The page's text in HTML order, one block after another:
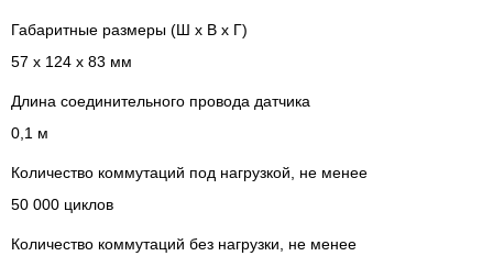
Габаритные размеры (Ш х В х Г)
57 х 124 х 83 мм
Длина соединительного провода датчика
0,1 м
Количество коммутаций под нагрузкой, не менее
50 000 циклов
Количество коммутаций без нагрузки, не менее